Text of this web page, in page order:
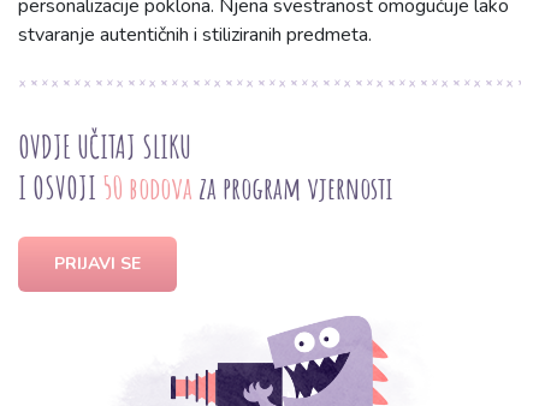
personalizacije poklona. Njena svestranost omogućuje lako
stvaranje autentičnih i stiliziranih predmeta.
OVDJE UČITAJ SLIKU
I OSVOJI 50 bodova za program vjernosti
PRIJAVI SE